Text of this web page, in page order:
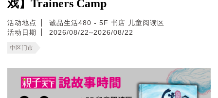
戏】Trainers Camp
活动地点
诚品生活480 - 5F 书店 儿童阅读区
活动日期
2026/08/22~2026/08/22
中区门市